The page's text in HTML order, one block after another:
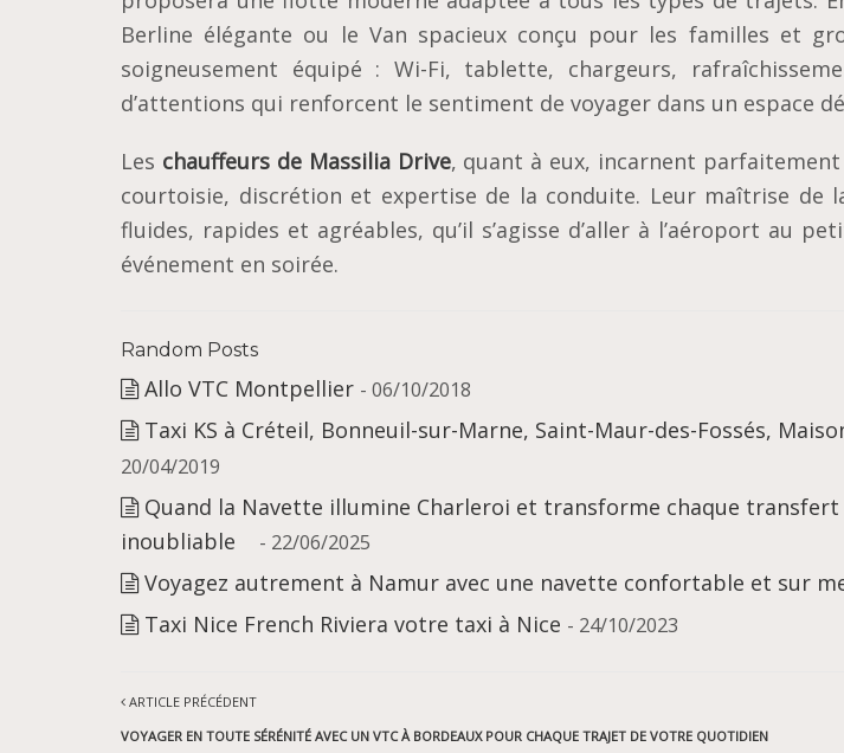
Berline élégante ou le Van spacieux conçu pour les familles et
soigneusement équipé : Wi-Fi, tablette, chargeurs,
d’attentions qui renforcent le sentiment de voyager dans un espace
Les chauffeurs de Massilia Drive, quant à eux, incarnent parfaitement
courtoisie, discrétion et expertise de la conduite. Leur maîtrise de
fluides, rapides et agréables, qu’il s’agisse d’aller à l’aéroport au
événement en soirée.
Random Posts
Allo VTC Montpellier - 06/10/2018
Taxi KS à Créteil, Bonneuil-sur-Marne, Saint-Maur-des-Fossés,
20/04/2019
Quand la Navette illumine Charleroi et transforme chaque
inoubliable
- 22/06/2025
Voyagez autrement à Namur avec une navette confortable et sur
Taxi Nice French Riviera votre taxi à Nice - 24/10/2023
ARTICLE PRÉCÉDENT
VOYAGER EN TOUTE SÉRÉNITÉ AVEC UN VTC À BORDEAUX POUR CHAQUE TRAJET DE VOTRE QUOTIDIEN